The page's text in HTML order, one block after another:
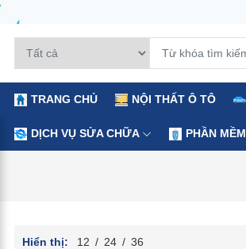
TRANG CHỦ NỘI THẤT Ô TÔ
DỊCH VỤ SỬA CHỮA PHẦN MỀM
Hiển thị: 12 / 24 / 36